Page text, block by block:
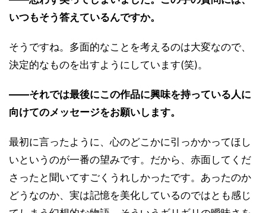
いつもそう答えているんですか。
そうですね。多面的なことを考えるのは大変なので、
決定的なものを出すようにしています(笑)。
――それでは最後にこの作品に興味を持っている人に
向けてのメッセージをお願いします。
最初に言ったように、心のどこかに引っかかってほし
いというのが一番の望みです。だから、赤面してくだ
さったと聞いてすごくうれしかったです。あったのか
どうなのか、実は記憶を美化しているのではとも感じ